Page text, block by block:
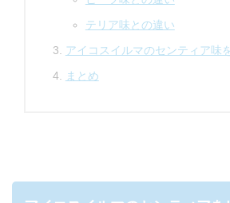
テリア味との違い
アイコスイルマのセンティア味
まとめ